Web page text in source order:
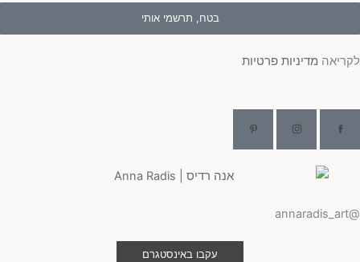
בטח, תרשמי אותי
מדיניות פרטיות
עקבו באינסטגרם